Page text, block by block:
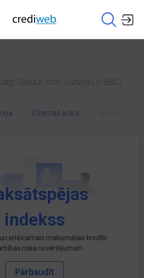
Saldus nov., Latvija LV-3862
Dzimtas koks
indekss
ieteicamais maksimālais kredīts
riska novērtējumam
Pārbaudīt